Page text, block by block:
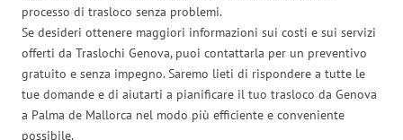
processo di trasloco senza problemi.
Se desideri ottenere maggiori informazioni sui costi e sui servizi
offerti da Traslochi Genova, puoi contattarla per un preventivo
gratuito e senza impegno. Saremo lieti di rispondere a tutte le
tue domande e di aiutarti a pianificare il tuo trasloco da Genova
a Palma de Mallorca nel modo più efficiente e conveniente
possibile.